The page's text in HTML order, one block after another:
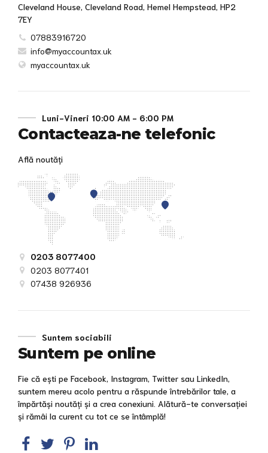
Cleveland House, Cleveland Road, Hemel Hempstead, HP2
7EY
07883916720
info@myaccountax.uk
myaccountax.uk
Luni-Vineri 10:00 AM - 6:00 PM
Contacteaza-ne telefonic
Află noutăți
0203 8077400
0203 8077401
07438 926936
Suntem sociabili
Suntem pe online
Fie că ești pe Facebook, Instagram, Twitter sau LinkedIn,
suntem mereu acolo pentru a răspunde întrebărilor tale, a
împărtăși noutăți și a crea conexiuni. Alătură-te conversației
și rămâi la curent cu tot ce se întâmplă!